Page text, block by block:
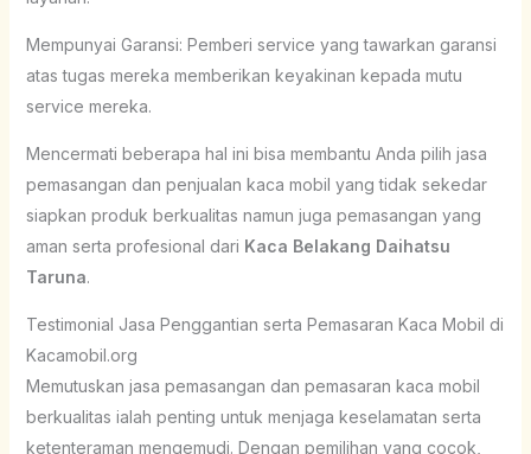
Mempunyai Garansi: Pemberi service yang tawarkan garansi
atas tugas mereka memberikan keyakinan kepada mutu
service mereka.
Mencermati beberapa hal ini bisa membantu Anda pilih jasa
pemasangan dan penjualan kaca mobil yang tidak sekedar
siapkan produk berkualitas namun juga pemasangan yang
aman serta profesional dari Kaca Belakang Daihatsu
Taruna.
Testimonial Jasa Penggantian serta Pemasaran Kaca Mobil di
Kacamobil.org
Memutuskan jasa pemasangan dan pemasaran kaca mobil
berkualitas ialah penting untuk menjaga keselamatan serta
ketenteraman mengemudi. Dengan pemilihan yang cocok,